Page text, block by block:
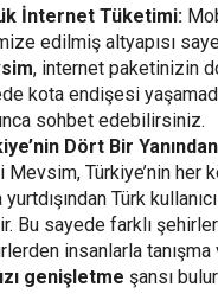
İnternet Tüketimi:
edilmiş altyapısı
, internet paketinizin
kota endişesi
sohbet edebilirsiniz.
Dört Bir
Mevsim, Türkiye’nin her
Türk
Bu sayede farklı
insanlarla tanışma
genişletme şansı